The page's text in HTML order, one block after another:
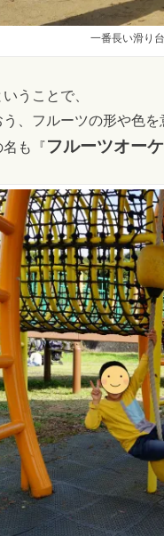
一番長い滑り
うことで、
、フルーツの形や色を
名も『フルーツオー